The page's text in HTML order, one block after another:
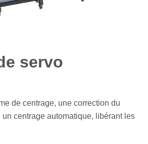
servo
de centrage, une correction du
un centrage automatique, libérant les